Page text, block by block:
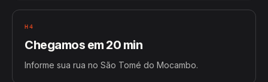
H4
Chegamos em 20 min
Informe sua rua no São Tomé do Mocambo.